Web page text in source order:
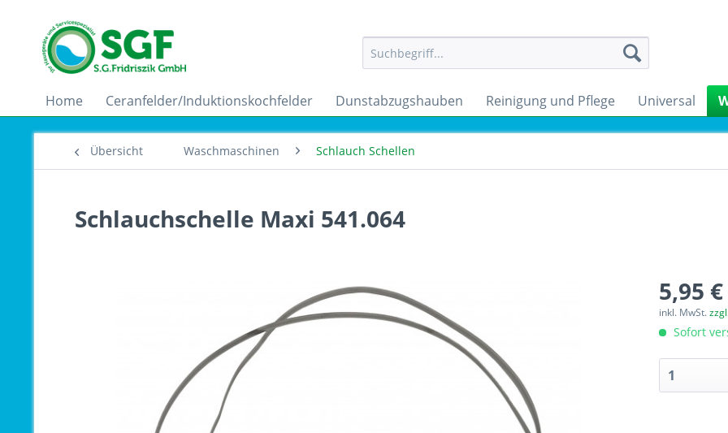
Home Ceranfelder/Induktionskochfelder Dunstabzugshauben Reinigung und Pflege Universal
Übersicht Waschmaschinen Schlauch Schellen
Schlauchschelle Maxi 541.064
5,95
inkl. MwSt.
Sofort